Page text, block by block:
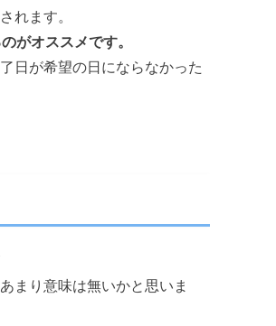
れます。
がオススメです。
日が希望の日にならなかった
まり意味は無いかと思いま